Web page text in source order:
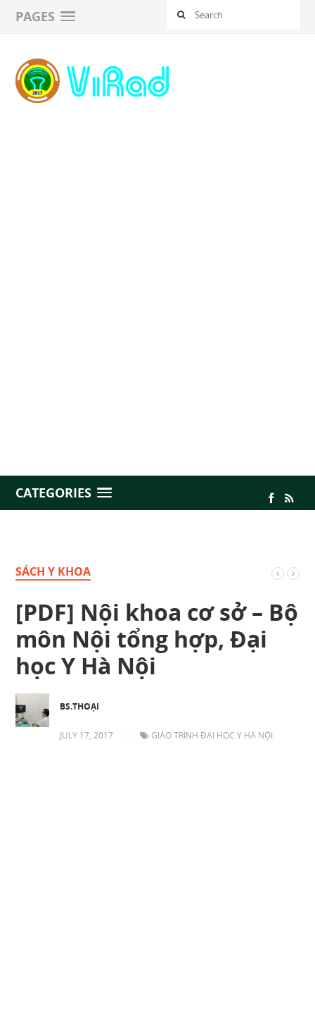
PAGES
CATEGORIES
SÁCH Y KHOA
[PDF] Nội khoa cơ sở – Bộ
môn Nội tổng hợp, Đại
học Y Hà Nội
BS.THOẠI
JULY 17, 2017 GIÁO TRÌNH ĐẠI HỌC Y HÀ NỘI